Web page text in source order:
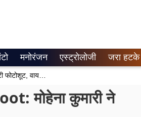
मनोरंजन एस्ट्रोलोजी जरा हटके
मोहेना कुमारी ने